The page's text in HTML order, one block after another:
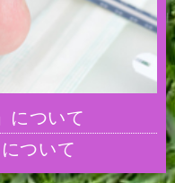
について
ついて